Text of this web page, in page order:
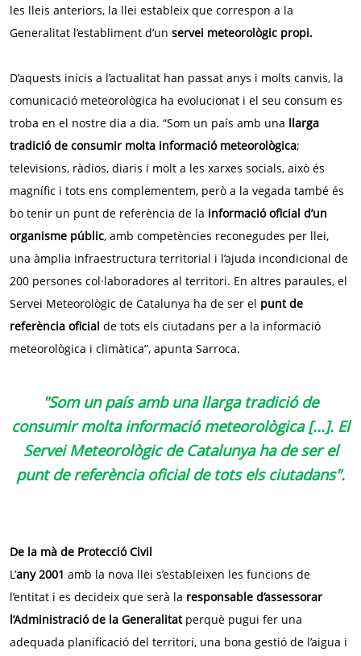
les lleis anteriors, la llei estableix que correspon a la
Generalitat l’establiment d’un servei meteorològic propi.
D’aquests inicis a l’actualitat han passat anys i molts canvis, la
comunicació meteorològica ha evolucionat i el seu consum es
troba en el nostre dia a dia. “Som un país amb una llarga
tradició de consumir molta informació meteorològica;
televisions, ràdios, diaris i molt a les xarxes socials, això és
magnífic i tots ens complementem, però a la vegada també és
bo tenir un punt de referència de la informació oficial d’un
organisme públic, amb competències reconegudes per llei,
una àmplia infraestructura territorial i l’ajuda incondicional de
200 persones col·laboradores al territori. En altres paraules, el
Servei Meteorològic de Catalunya ha de ser el punt de
referència oficial de tots els ciutadans per a la informació
meteorològica i climàtica”, apunta Sarroca.
"Som un país amb una llarga tradició de
consumir molta informació meteorològica [...]. El
Servei Meteorològic de Catalunya ha de ser el
punt de referència oficial de tots els ciutadans".
De la mà de Protecció Civil
L’any 2001 amb la nova llei s’estableixen les funcions de
l’entitat i es decideix que serà la responsable d’assessorar
l’Administració de la Generalitat perquè pugui fer una
adequada planificació del territori, una bona gestió de l’aigua i